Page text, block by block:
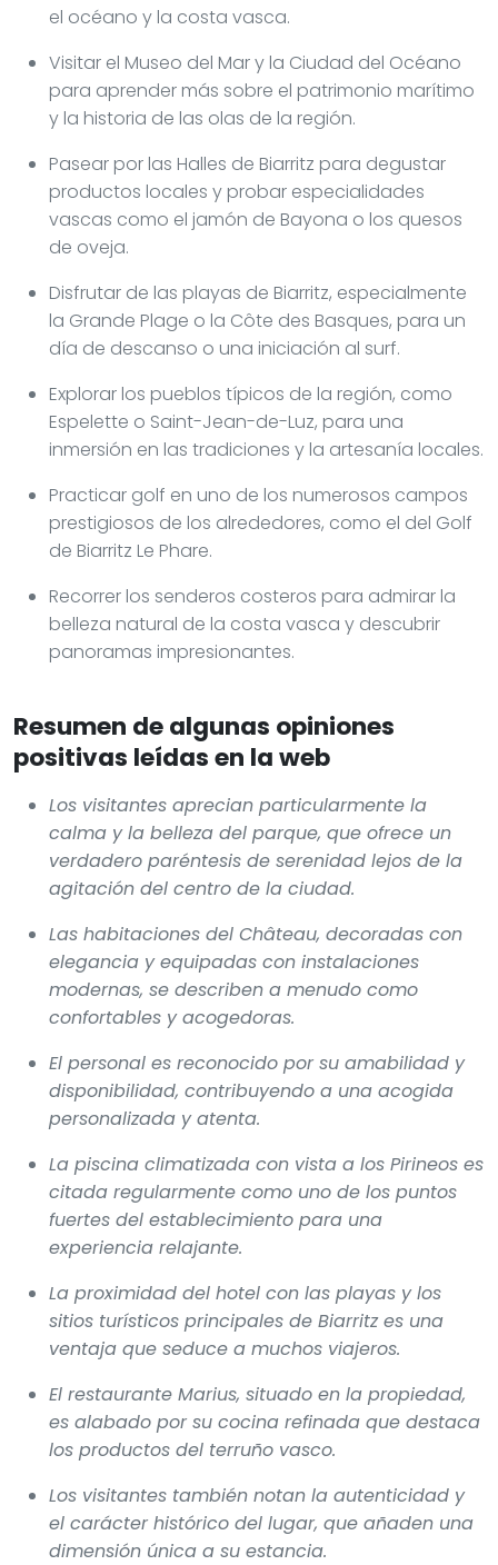
el océano y la costa vasca.
Visitar el Museo del Mar y la Ciudad del Océano
para aprender más sobre el patrimonio marítimo
y la historia de las olas de la región.
Pasear por las Halles de Biarritz para degustar
productos locales y probar especialidades
vascas como el jamón de Bayona o los quesos
de oveja.
Disfrutar de las playas de Biarritz, especialmente
la Grande Plage o la Côte des Basques, para un
día de descanso o una iniciación al surf.
Explorar los pueblos típicos de la región, como
Espelette o Saint-Jean-de-Luz, para una
inmersión en las tradiciones y la artesanía locales.
Practicar golf en uno de los numerosos campos
prestigiosos de los alrededores, como el del Golf
de Biarritz Le Phare.
Recorrer los senderos costeros para admirar la
belleza natural de la costa vasca y descubrir
panoramas impresionantes.
Resumen de algunas opiniones
positivas leídas en la web
Los visitantes aprecian particularmente la
calma y la belleza del parque, que ofrece un
verdadero paréntesis de serenidad lejos de la
agitación del centro de la ciudad.
Las habitaciones del Château, decoradas con
elegancia y equipadas con instalaciones
modernas, se describen a menudo como
confortables y acogedoras.
El personal es reconocido por su amabilidad y
disponibilidad, contribuyendo a una acogida
personalizada y atenta.
La piscina climatizada con vista a los Pirineos es
citada regularmente como uno de los puntos
fuertes del establecimiento para una
experiencia relajante.
La proximidad del hotel con las playas y los
sitios turísticos principales de Biarritz es una
ventaja que seduce a muchos viajeros.
El restaurante Marius, situado en la propiedad,
es alabado por su cocina refinada que destaca
los productos del terruño vasco.
Los visitantes también notan la autenticidad y
el carácter histórico del lugar, que añaden una
dimensión única a su estancia.